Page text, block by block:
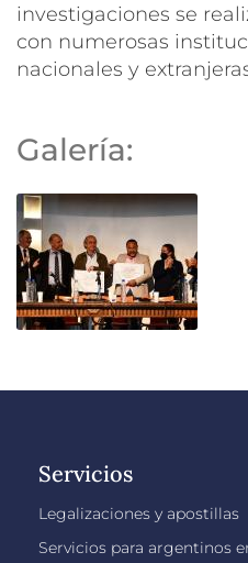
investigaciones se
con numerosas
nacionales y
Galería:
Servicios
Legalizaciones y apostillas
Servicios para argentinos